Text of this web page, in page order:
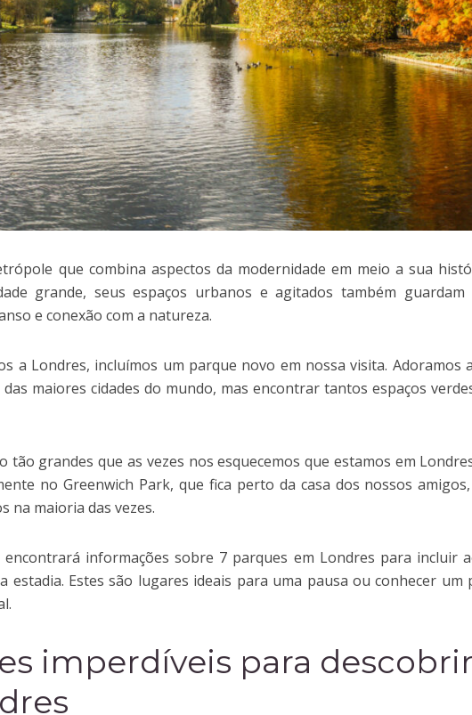
que combina aspectos da modernidade em meio a sua
grande, seus espaços urbanos e agitados também guardam
e conexão com a natureza.
a Londres, incluímos um parque novo em nossa visita. Adoramos
maiores cidades do mundo, mas encontrar tantos espaços
tão grandes que as vezes nos esquecemos que estamos em
no Greenwich Park, que fica perto da casa dos nossos
na maioria das vezes.
informações sobre 7 parques em Londres para incluir
estadia. Estes são lugares ideais para uma pausa ou conhecer um
imperdíveis para